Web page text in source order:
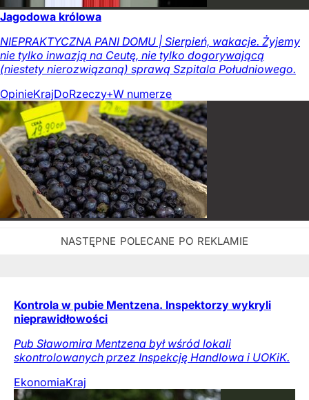
Jagodowa królowa
NIEPRAKTYCZNA PANI DOMU | Sierpień, wakacje. Żyjemy
nie tylko inwazją na Ceutę, nie tylko dogorywającą
(niestety nierozwiązaną) sprawą Szpitala Południowego.
OpinieKrajDoRzeczy+W numerze
Kontrola w pubie Mentzena. Inspektorzy wykryli
nieprawidłowości
Pub Sławomira Mentzena był wśród lokali
skontrolowanych przez Inspekcję Handlowa i UOKiK.
EkonomiaKraj